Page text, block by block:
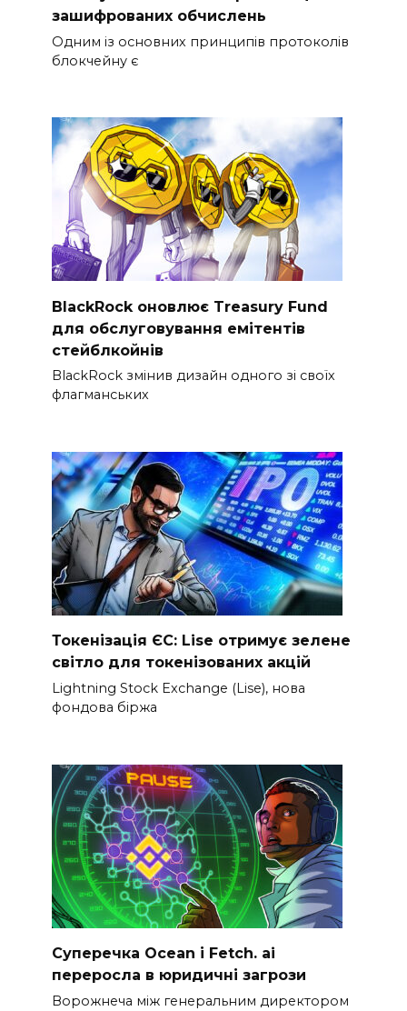
зашифрованих обчислень
Одним із основних принципів протоколів
блокчейну є
BlackRock оновлює Treasury Fund
для обслуговування емітентів
стейблкойнів
BlackRock змінив дизайн одного зі своїх
флагманських
Токенізація ЄС: Lise отримує зелене
світло для токенізованих акцій
Lightning Stock Exchange (Lise), нова
фондова біржа
Суперечка Ocean і Fetch. ai
переросла в юридичні загрози
Ворожнеча між генеральним директором